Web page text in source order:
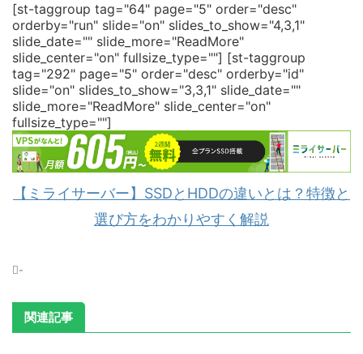
[st-taggroup tag="64" page="5" order="desc"
orderby="run" slide="on" slides_to_show="4,3,1"
slide_date="" slide_more="ReadMore"
slide_center="on" fullsize_type=""] [st-taggroup
tag="292" page="5" order="desc" orderby="id"
slide="on" slides_to_show="3,3,1" slide_date=""
slide_more="ReadMore" slide_center="on"
fullsize_type=""]
【ミライサーバー】SSDとHDDの違いとは？特徴と
選び方をわかりやすく解説
-
関連記事